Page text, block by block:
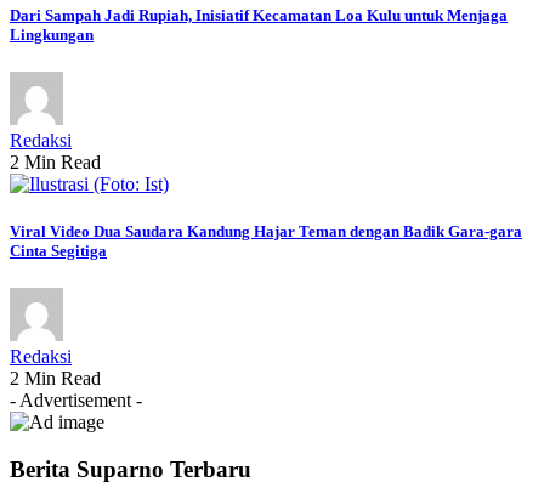
Dari Sampah Jadi Rupiah, Inisiatif Kecamatan Loa Kulu untuk Menjaga
Lingkungan
Redaksi
2 Min Read
Viral Video Dua Saudara Kandung Hajar Teman dengan Badik Gara-gara
Cinta Segitiga
Redaksi
2 Min Read
- Advertisement -
Berita Suparno Terbaru